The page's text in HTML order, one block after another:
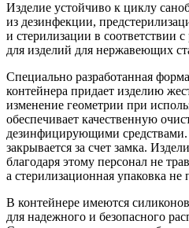
Изделие устойчиво к циклу
из дезинфекции,
и стерилизации в
для изделий для нержавеющих
Специально разработанная
контейнера придает изделию
изменение геометрии при
обеспечивает качественную
дезинфицирующими
закрывается за счет замка.
благодаря этому персонал не
а стерилизационная упаковка не
В контейнере имеются
для надежного и безопасного